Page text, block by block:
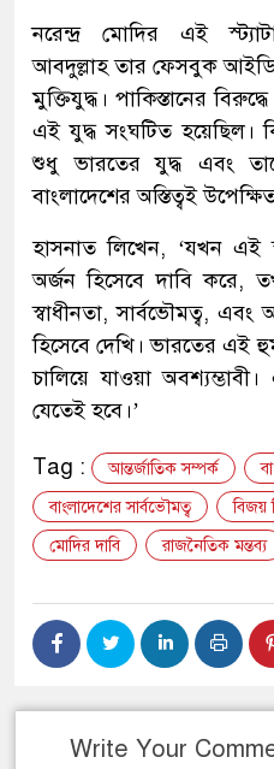
নরেন্দ্র মোদির এই
আবদুল্লাহ তার ফেসবুক
মুক্তিযুদ্ধ। পাকিস্তানের
এই যুদ্ধ সংঘটিত হয়েছিল।
শুধু ভারতের যুদ্ধ এবং
বাংলাদেশের অস্তিত্বই
হাসনাত লিখেন, ‘যখন এই
অর্জন হিসেবে দাবি করে,
স্বাধীনতা, সার্বভৌমত্ব, এবং
হিসেবে দেখি। ভারতের এই
চালিয়ে যাওয়া
যেতেই হবে।’
Tag : আন্তর্জাতিক সম্পর্ক
বাংলাদেশের সার্বভৌমত্ব
বিজয়
মোদির দাবি
রাজনৈতিক মন্তব্য
Write Your